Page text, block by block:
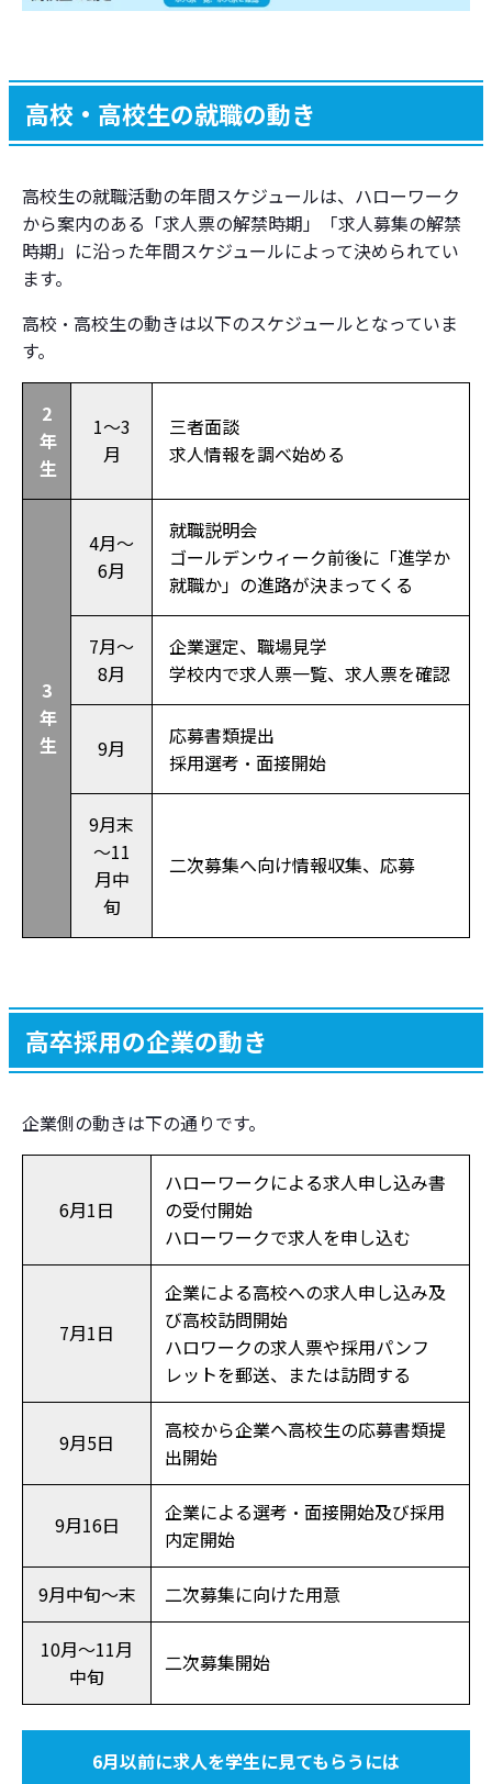
高校・高校生の就職の動き
高校生の就職活動の年間スケジュールは、ハローワーク
から案内のある「求人票の解禁時期」「求人募集の解禁
時期」に沿った年間スケジュールによって決められてい
ます。
高校・高校生の動きは以下のスケジュールとなっていま
す。
2
年
生
1～3
月
三者面談
求人情報を調べ始める
3
年
生
4月～
6月
就職説明会
ゴールデンウィーク前後に「進学か
就職か」の進路が決まってくる
7月～
8月
企業選定、職場見学
学校内で求人票一覧、求人票を確認
9月
応募書類提出
採用選考・面接開始
9月末
～11
月中
旬
二次募集へ向け情報収集、応募
高卒採用の企業の動き
企業側の動きは下の通りです。
6月1日
ハローワークによる求人申し込み書
の受付開始
ハローワークで求人を申し込む
7月1日
企業による高校への求人申し込み及
び高校訪問開始
ハロワークの求人票や採用パンフ
レットを郵送、または訪問する
9月5日
高校から企業へ高校生の応募書類提
出開始
9月16日
企業による選考・面接開始及び採用
内定開始
9月中旬～末 二次募集に向けた用意
10月～11月
中旬
二次募集開始
6月以前に求人を学生に見てもらうには